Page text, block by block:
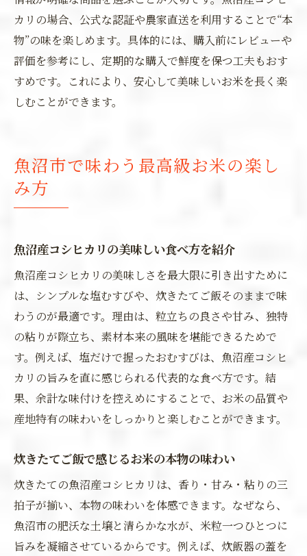
カリの場合、公式な認証や農家直送を利用することで“本
物”の味を楽しめます。具体的には、購入前にレビューや
評価を参考にし、定期的な購入で鮮度を保つ工夫もおす
すめです。これにより、安心して美味しいお米を長く楽
しむことができます。
魚沼市で味わう最高級お米の楽し
み方
魚沼産コシヒカリの美味しい食べ方を紹介
魚沼産コシヒカリの美味しさを最大限に引き出すために
は、シンプルな塩むすびや、炊きたてご飯そのままで味
わうのが最適です。理由は、粒立ちの良さや甘み、独特
の粘りが際立ち、素材本来の風味を堪能できるためで
す。例えば、塩だけで握ったおむすびは、魚沼産コシヒ
カリの旨みを直に感じられる代表的な食べ方です。結
果、余計な味付けを控えめにすることで、お米の品質や
産地特有の味わいをしっかりと楽しむことができます。
炊きたてご飯で感じるお米の本物の味わい
炊きたての魚沼産コシヒカリは、香り・甘み・粘りの三
拍子が揃い、本物の味わいを体感できます。なぜなら、
魚沼市の肥沃な土壌と清らかな水が、米粒一つひとつに
旨みを凝縮させているからです。例えば、炊飯器の蓋を